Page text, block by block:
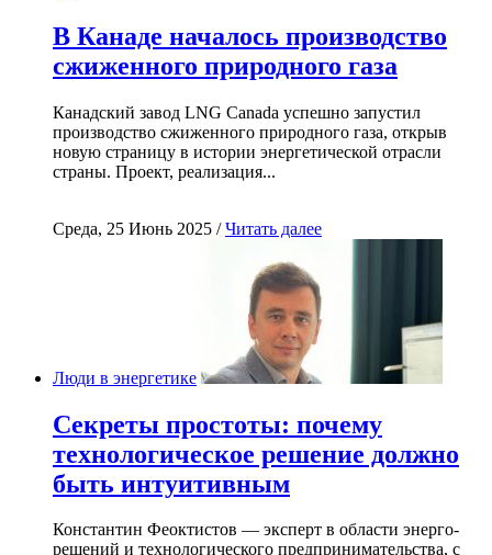
В Канаде началось производство
сжиженного природного газа
Канадский завод LNG Canada успешно запустил
производство сжиженного природного газа, открыв
новую страницу в истории энергетической отрасли
страны. Проект, реализация...
Среда, 25 Июнь 2025 /Читать далее
Люди в энергетике
Секреты простоты: почему
технологическое решение должно
быть интуитивным
Константин Феоктистов — эксперт в области энерго-
решений и технологического предпринимательства, с